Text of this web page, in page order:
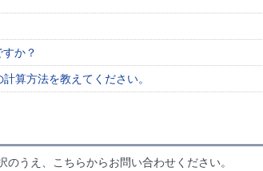
か？
算方法を教えてください。
うえ、こちらからお問い合わせください。